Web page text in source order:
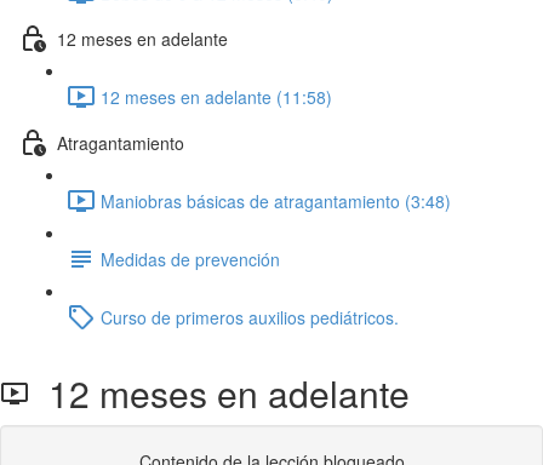
12 meses en adelante
12 meses en adelante (11:58)
Atragantamiento
Maniobras básicas de atragantamiento (3:48)
Medidas de prevención
Curso de primeros auxilios pediátricos.
12 meses en adelante